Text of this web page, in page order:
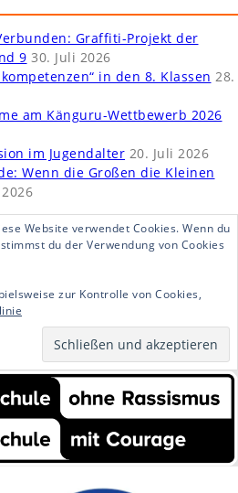
Graffiti-Projekt der
9 30. Juli 2026
in den 8. Klassen 28.
am Känguru-Wettbewerb 2026
im Jugendalter 20. Juli 2026
Wenn die Großen die Kleinen
Website verwendet Cookies. Wenn du
du der Verwendung von Cookies
zur Kontrolle von Cookies,